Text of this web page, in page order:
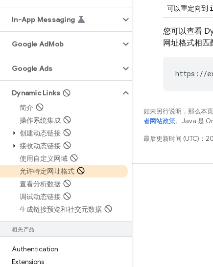
In-App Messaging
Google AdMob
Google Ads
Dynamic Links
简介
操作系统集成
创建动态链接
接收动态链接
使用自定义网域
允许特定网址格式
查看分析数据
调试动态链接
生成链接预览和社交元数据
相关产品
Authentication
Extensions
可以重定向到
您可以查看
网址格式相匹
https://
如未另行说明，那么本
者网站政策。Java 是
最后更新时间 (UTC)：
学习
指南
参考
示例
库
GitHub